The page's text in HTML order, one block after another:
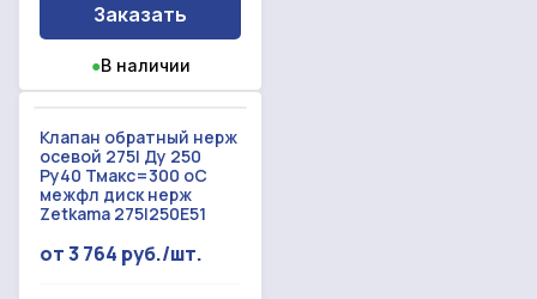
Заказать
●В наличии
Клапан обратный нерж
осевой 275I Ду 250
Ру40 Тмакс=300 оС
межфл диск нерж
Zetkama 275I250E51
от 3 764 руб./шт.